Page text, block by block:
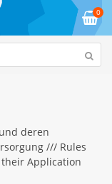
0
deren
/// Rules
Application